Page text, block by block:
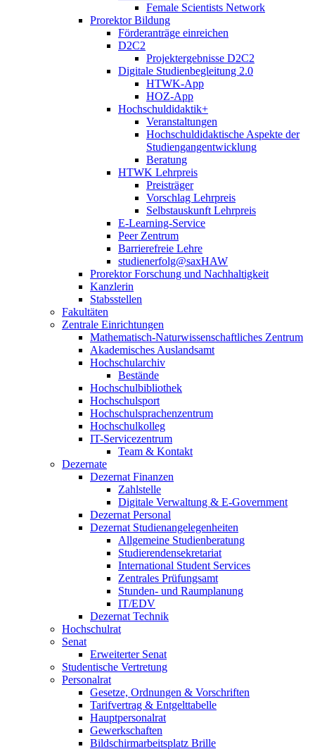
Female Scientists Network
Prorektor Bildung
Förderanträge einreichen
D2C2
Projektergebnisse D2C2
Digitale Studienbegleitung 2.0
HTWK-App
HOZ-App
Hochschuldidaktik+
Veranstaltungen
Hochschuldidaktische Aspekte der
Studiengangentwicklung
Beratung
HTWK Lehrpreis
Preisträger
Vorschlag Lehrpreis
Selbstauskunft Lehrpreis
E-Learning-Service
Peer Zentrum
Barrierefreie Lehre
studienerfolg@saxHAW
Prorektor Forschung und Nachhaltigkeit
Kanzlerin
Stabsstellen
Fakultäten
Zentrale Einrichtungen
Mathematisch-Naturwissenschaftliches Zentrum
Akademisches Auslandsamt
Hochschularchiv
Bestände
Hochschulbibliothek
Hochschulsport
Hochschulsprachenzentrum
Hochschulkolleg
IT-Servicezentrum
Team & Kontakt
Dezernate
Dezernat Finanzen
Zahlstelle
Digitale Verwaltung & E-Government
Dezernat Personal
Dezernat Studienangelegenheiten
Allgemeine Studienberatung
Studierendensekretariat
International Student Services
Zentrales Prüfungsamt
Stunden- und Raumplanung
IT/EDV
Dezernat Technik
Hochschulrat
Senat
Erweiterter Senat
Studentische Vertretung
Personalrat
Gesetze, Ordnungen & Vorschriften
Tarifvertrag & Entgelttabelle
Hauptpersonalrat
Gewerkschaften
Bildschirmarbeitsplatz Brille